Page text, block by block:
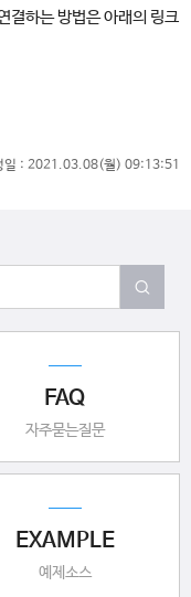
결하는 방법은 아래의 링크
일 : 2021.03.08(월) 09:13:51
FAQ
자주묻는질문
EXAMPLE
예제소스